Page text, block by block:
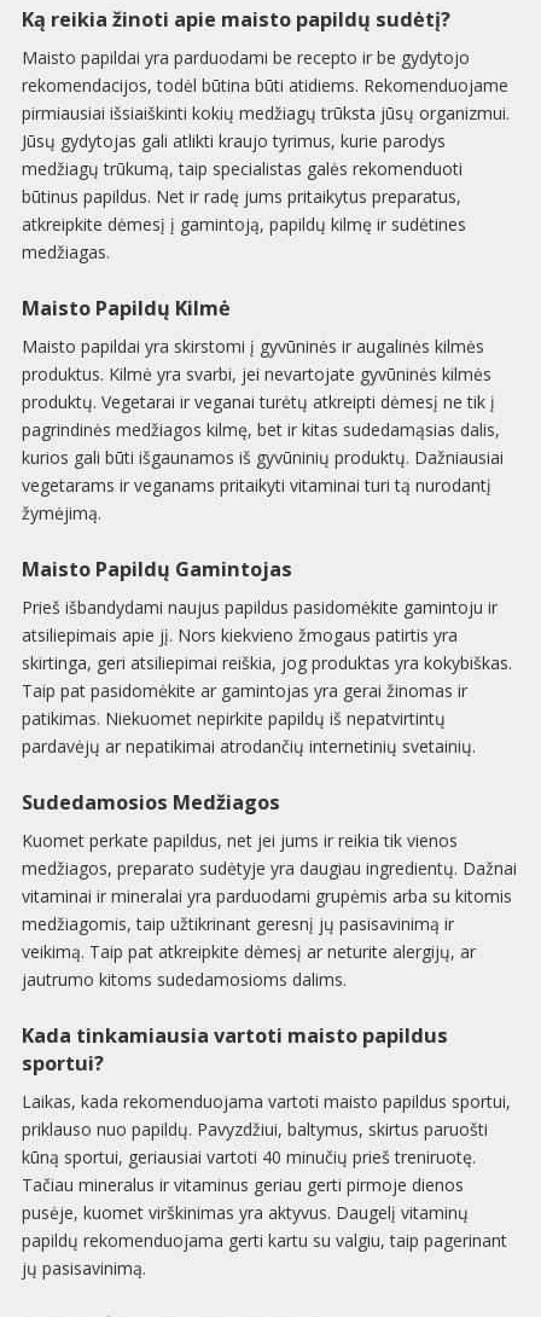
Ką reikia žinoti apie maisto papildų sudėtį?
Maisto papildai yra parduodami be recepto ir be gydytojo
rekomendacijos, todėl būtina būti atidiems. Rekomenduojame
pirmiausiai išsiaiškinti kokių medžiagų trūksta jūsų organizmui.
Jūsų gydytojas gali atlikti kraujo tyrimus, kurie parodys
medžiagų trūkumą, taip specialistas galės rekomenduoti
būtinus papildus. Net ir radę jums pritaikytus preparatus,
atkreipkite dėmesį į gamintoją, papildų kilmę ir sudėtines
medžiagas.
Maisto Papildų Kilmė
Maisto papildai yra skirstomi į gyvūninės ir augalinės kilmės
produktus. Kilmė yra svarbi, jei nevartojate gyvūninės kilmės
produktų. Vegetarai ir veganai turėtų atkreipti dėmesį ne tik į
pagrindinės medžiagos kilmę, bet ir kitas sudedamąsias dalis,
kurios gali būti išgaunamos iš gyvūninių produktų. Dažniausiai
vegetarams ir veganams pritaikyti vitaminai turi tą nurodantį
žymėjimą.
Maisto Papildų Gamintojas
Prieš išbandydami naujus papildus pasidomėkite gamintoju ir
atsiliepimais apie jį. Nors kiekvieno žmogaus patirtis yra
skirtinga, geri atsiliepimai reiškia, jog produktas yra kokybiškas.
Taip pat pasidomėkite ar gamintojas yra gerai žinomas ir
patikimas. Niekuomet nepirkite papildų iš nepatvirtintų
pardavėjų ar nepatikimai atrodančių internetinių svetainių.
Sudedamosios Medžiagos
Kuomet perkate papildus, net jei jums ir reikia tik vienos
medžiagos, preparato sudėtyje yra daugiau ingredientų. Dažnai
vitaminai ir mineralai yra parduodami grupėmis arba su kitomis
medžiagomis, taip užtikrinant geresnį jų pasisavinimą ir
veikimą. Taip pat atkreipkite dėmesį ar neturite alergijų, ar
jautrumo kitoms sudedamosioms dalims.
Kada tinkamiausia vartoti maisto papildus
sportui?
Laikas, kada rekomenduojama vartoti maisto papildus sportui,
priklauso nuo papildų. Pavyzdžiui, baltymus, skirtus paruošti
kūną sportui, geriausiai vartoti 40 minučių prieš treniruotę.
Tačiau mineralus ir vitaminus geriau gerti pirmoje dienos
pusėje, kuomet virškinimas yra aktyvus. Daugelį vitaminų
papildų rekomenduojama gerti kartu su valgiu, taip pagerinant
jų pasisavinimą.